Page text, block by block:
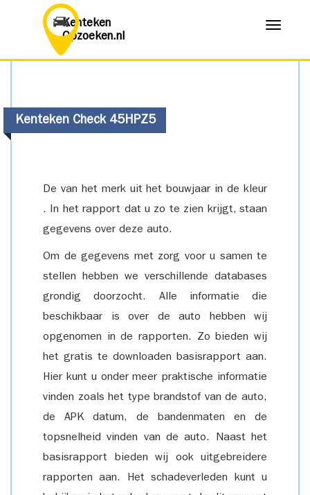
Kenteken
Opzoeken.nl
Menu
Kenteken Check 45HPZ5
De van het merk uit het bouwjaar in de kleur
. In het rapport dat u zo te zien krijgt, staan
gegevens over deze auto.
Om de gegevens met zorg voor u samen te
stellen hebben we verschillende databases
grondig doorzocht. Alle informatie die
beschikbaar is over de auto hebben wij
opgenomen in de rapporten. Zo bieden wij
het gratis te downloaden basisrapport aan.
Hier kunt u onder meer praktische informatie
vinden zoals het type brandstof van de auto,
de APK datum, de bandenmaten en de
topsnelheid vinden van de auto. Naast het
basisrapport bieden wij ook uitgebreidere
rapporten aan. Het schadeverleden kunt u